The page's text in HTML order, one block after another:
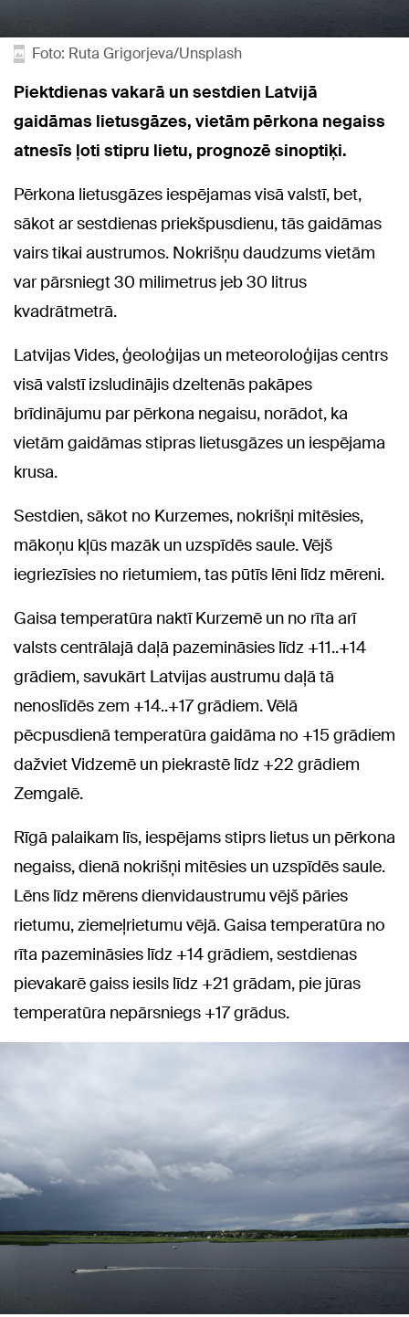
Foto: Ruta Grigorjeva/Unsplash
Piektdienas vakarā un sestdien Latvijā
gaidāmas lietusgāzes, vietām pērkona negaiss
atnesīs ļoti stipru lietu, prognozē sinoptiķi.
Pērkona lietusgāzes iespējamas visā valstī, bet,
sākot ar sestdienas priekšpusdienu, tās gaidāmas
vairs tikai austrumos. Nokrišņu daudzums vietām
var pārsniegt 30 milimetrus jeb 30 litrus
kvadrātmetrā.
Latvijas Vides, ģeoloģijas un meteoroloģijas centrs
visā valstī izsludinājis dzeltenās pakāpes
brīdinājumu par pērkona negaisu, norādot, ka
vietām gaidāmas stipras lietusgāzes un iespējama
krusa.
Sestdien, sākot no Kurzemes, nokrišņi mitēsies,
mākoņu kļūs mazāk un uzspīdēs saule. Vējš
iegriezīsies no rietumiem, tas pūtīs lēni līdz mēreni.
Gaisa temperatūra naktī Kurzemē un no rīta arī
valsts centrālajā daļā pazemināsies līdz +11..+14
grādiem, savukārt Latvijas austrumu daļā tā
nenoslīdēs zem +14..+17 grādiem. Vēlā
pēcpusdienā temperatūra gaidāma no +15 grādiem
dažviet Vidzemē un piekrastē līdz +22 grādiem
Zemgalē.
Rīgā palaikam līs, iespējams stiprs lietus un pērkona
negaiss, dienā nokrišņi mitēsies un uzspīdēs saule.
Lēns līdz mērens dienvidaustrumu vējš pāries
rietumu, ziemeļrietumu vējā. Gaisa temperatūra no
rīta pazemināsies līdz +14 grādiem, sestdienas
pievakarē gaiss iesils līdz +21 grādam, pie jūras
temperatūra nepārsniegs +17 grādus.